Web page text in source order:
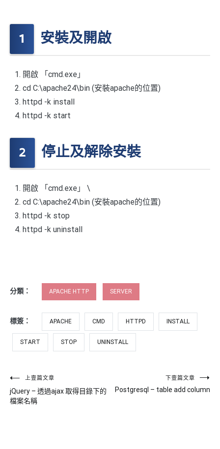
安裝及開啟
開啟 「cmd.exe」
cd C:\apache24\bin (安裝apache的位置)
httpd -k install
httpd -k start
停止及解除安裝
開啟 「cmd.exe」 \
cd C:\apache24\bin (安裝apache的位置)
httpd -k stop
httpd -k uninstall
分類： APACHE HTTP SERVER
標簽： APACHE CMD HTTPD INSTALL
START STOP UNINSTALL
文
章
上壹篇文章
jQuery – 透過ajax 取得目錄下的
檔案名稱
下壹篇文章
Postgresql – table add column